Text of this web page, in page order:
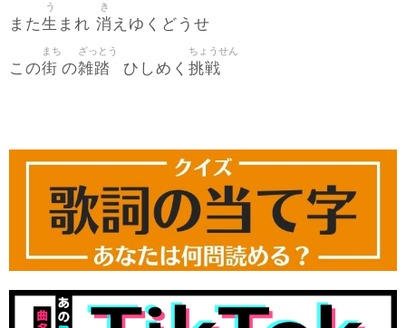
また生
う
まれ 消
き
えゆくどうせ
この街
まち
の雑踏
ざっとう
ひしめく 挑戦
ちょうせん